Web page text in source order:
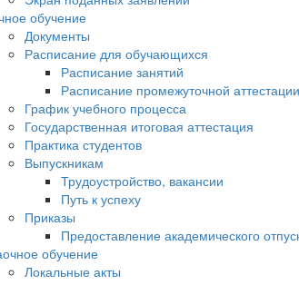
обучение
Документы
Расписание для обучающихся
Расписание занятий
Расписание промежуточной аттестации
График учебного процесса
Государственная итоговая аттестация
Практика студентов
Выпускникам
Трудоустройство, вакансии
Путь к успеху
Приказы
Предоставление академического
обучение
Локальные акты